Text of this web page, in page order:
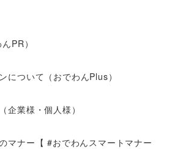
PR）
について（おでわんPlus）
企業様・個人様）
マナー【 #おでわんスマートマナー